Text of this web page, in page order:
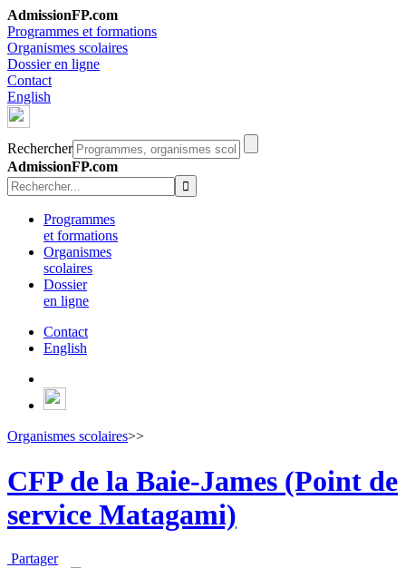
AdmissionFP.com
Programmes et formations
Organismes scolaires
Dossier en ligne
Contact
English
Rechercher
AdmissionFP.com
Programmes
et formations
Organismes
scolaires
Dossier
en ligne
Contact
English
Organismes scolaires>>
CFP de la Baie-James (Point de
service Matagami)
Partager